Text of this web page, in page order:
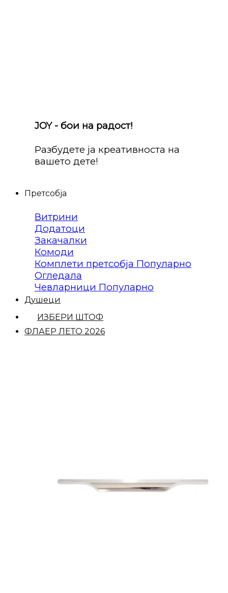
JOY - бои на радост!
Разбудете ја креативноста на
вашето дете!
Претсобја
Витрини
Додатоци
Закачалки
Комоди
Комплети претсобја
Огледала
Чевларници
Душеци
ИЗБЕРИ ШТОФ
ФЛАЕР ЛЕТО 2026